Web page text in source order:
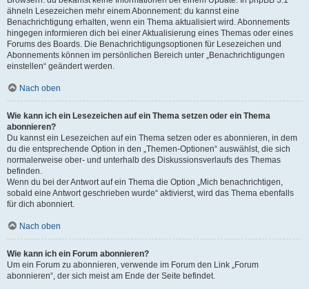
ähneln Lesezeichen mehr einem Abonnement: du kannst eine
Benachrichtigung erhalten, wenn ein Thema aktualisiert wird. Abonnements
hingegen informieren dich bei einer Aktualisierung eines Themas oder eines
Forums des Boards. Die Benachrichtigungsoptionen für Lesezeichen und
Abonnements können im persönlichen Bereich unter „Benachrichtigungen
einstellen“ geändert werden.
Nach oben
Wie kann ich ein Lesezeichen auf ein Thema setzen oder ein Thema
abonnieren?
Du kannst ein Lesezeichen auf ein Thema setzen oder es abonnieren, in dem
du die entsprechende Option in den „Themen-Optionen“ auswählst, die sich
normalerweise ober- und unterhalb des Diskussionsverlaufs des Themas
befinden.
Wenn du bei der Antwort auf ein Thema die Option „Mich benachrichtigen,
sobald eine Antwort geschrieben wurde“ aktivierst, wird das Thema ebenfalls
für dich abonniert.
Nach oben
Wie kann ich ein Forum abonnieren?
Um ein Forum zu abonnieren, verwende im Forum den Link „Forum
abonnieren“, der sich meist am Ende der Seite befindet.